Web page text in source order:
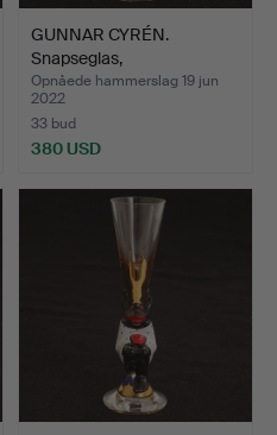
GUNNAR CYRÉN.
Snapseglas,
"Nobelservisen",…
Opnåede hammerslag 19 jun
2022
33 bud
380 USD